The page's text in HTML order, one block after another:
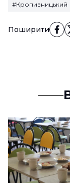
Поширити
#Кропивницький